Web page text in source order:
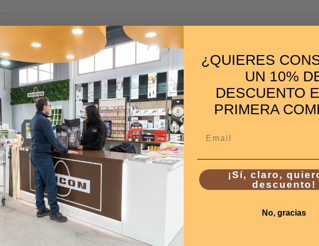
qué sirven y cuál elegir
vacaciones: guía práctica y segura
para disfrutar del verano
the element if you want to load them from your website. Otherwise you will
¿QUIERES
UN 10%
DESCUENTO
PRIMERA
¡Sí, claro,
descuento!
No, gracias